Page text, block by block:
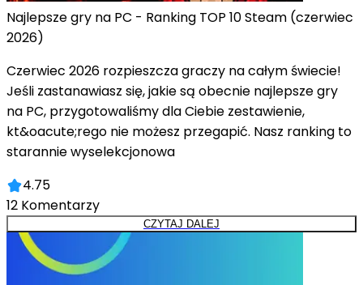
Najlepsze gry na PC - Ranking TOP 10 Steam (czerwiec
2026)
Czerwiec 2026 rozpieszcza graczy na całym świecie!
Jeśli zastanawiasz się, jakie są obecnie najlepsze gry
na PC, przygotowaliśmy dla Ciebie zestawienie,
kt&oacute;rego nie możesz przegapić. Nasz ranking to
starannie wyselekcjonowa
4.75
12 Komentarzy
CZYTAJ DALEJ